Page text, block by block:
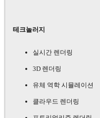
테크놀러지
실시간 렌더링
3D 렌더링
유체 역학 시뮬레이션
클라우드 렌더링